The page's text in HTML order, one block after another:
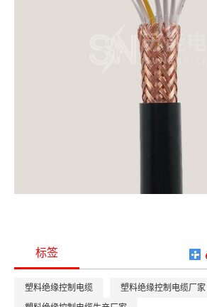
标签
塑料绝缘控制电缆
塑料绝缘控制电缆厂家